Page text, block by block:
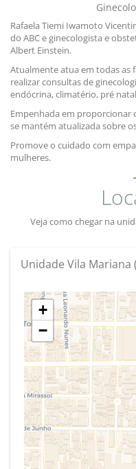
Rafaela Tiemi Iwamoto
do ABC e ginecologista e
Albert Einstein.
Atualmente atua em todas as
realizar consultas de
endócrina, climatério, pré
Empenhada em proporcionar
se mantém atualizada sobre
Promove o cuidado com
mulheres.
Veja como chegar na
Unidade Vila Mariana
+
−